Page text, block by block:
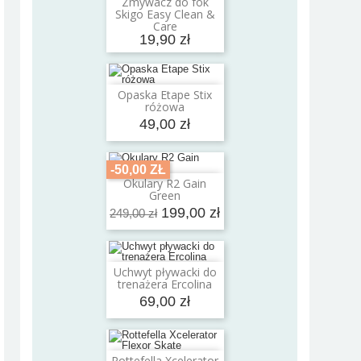
Skigo Easy Clean &
Care
19,90 zł
Dodaj do koszyka
Opaska Etape Stix
różowa
49,00 zł
Dodaj do koszyka
-50,00 ZŁ
Okulary R2 Gain
Green
249,00 zł 199,00 zł
Dodaj do koszyka
Uchwyt pływacki do
trenażera Ercolina
69,00 zł
Dodaj do koszyka